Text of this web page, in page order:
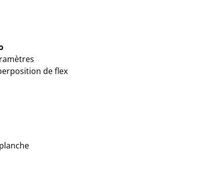
de flex